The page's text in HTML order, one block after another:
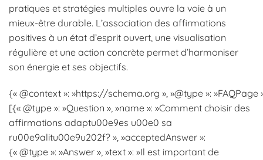
pratiques et stratégies multiples ouvre la voie à un
mieux-être durable. L’association des affirmations
positives à un état d’esprit ouvert, une visualisation
régulière et une action concrète permet d’harmoniser
son énergie et ses objectifs.
{« @context »: »https://schema.org », »@type »: »FAQPage
[{« @type »: »Question », »name »: »Comment choisir des
affirmations adaptu00e9es u00e0 sa
ru00e9alitu00e9u202f? », »acceptedAnswer »:
{« @type »: »Answer », »text »: »Il est important de